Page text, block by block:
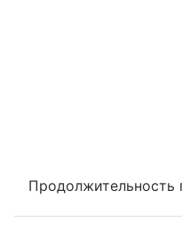
Продолжительность